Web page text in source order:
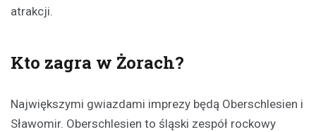
atrakcji.
Kto zagra w Żorach?
Największymi gwiazdami imprezy będą Oberschlesien i
Sławomir. Oberschlesien to śląski zespół rockowy